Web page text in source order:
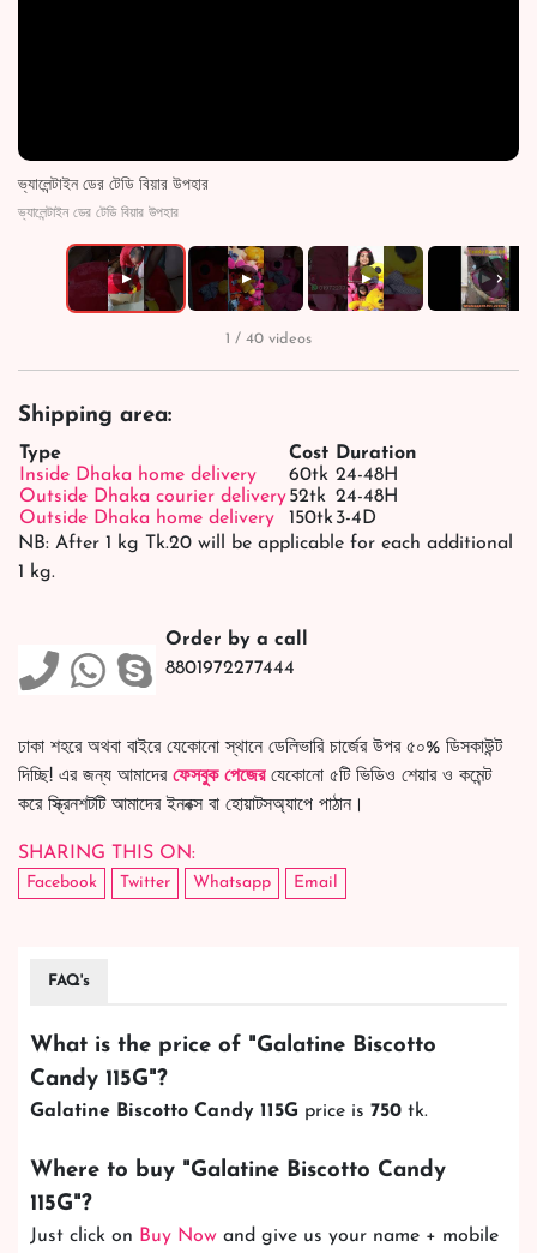
ভ্যালেন্টাইন ডের টেডি বিয়ার উপহার
ভ্যালেন্টাইন ডের টেডি বিয়ার উপহার
▶ ▶ ▶ ▶ ›
1 / 40 videos
Shipping area:
Type Cost Duration
Inside Dhaka home delivery
60tk 24-48H
Outside Dhaka courier delivery52tk 24-48H
Outside Dhaka home delivery
150tk3-4D
NB: After 1 kg Tk.20 will be applicable for each additional
1 kg.
Order by a call
8801972277444
ঢাকা শহরে অথবা বাইরে যেকোনো স্থানে ডেলিভারি চার্জের উপর ৫০% ডিসকাউন্ট
দিচ্ছি! এর জন্য আমাদের ফেসবুক পেজেরযেকোনো ৫টি ভিডিও শেয়ার ও কমেন্ট
করে স্ক্রিনশটটি আমাদের ইনবক্স বা হোয়াটসঅ্যাপে পাঠান।
SHARING THIS ON:
Facebook Twitter Whatsapp Email
FAQ's
What is the price of "Galatine Biscotto
Candy 115G"?
Galatine Biscotto Candy 115G price is 750 tk.
Where to buy "Galatine Biscotto Candy
115G"?
Just click on Buy Now and give us your name + mobile